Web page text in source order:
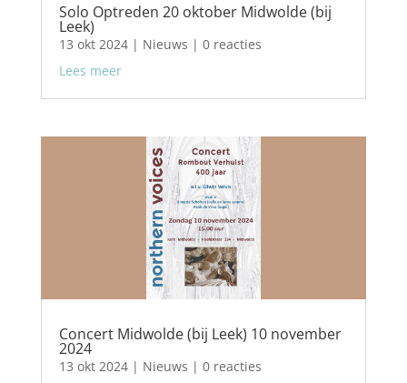
Solo Optreden 20 oktober Midwolde (bij
Leek)
13 okt 2024| Nieuws | 0 reacties
Lees meer
Concert Midwolde (bij Leek) 10 november
2024
13 okt 2024| Nieuws | 0 reacties